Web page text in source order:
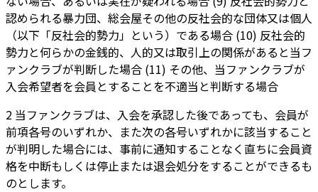
認められる暴力団、総会屋その他の反社会的な団体又は個人
（以下「反社会的勢力」という）である場合 (10) 反社会的
勢力と何らかの金銭的、人的又は取引上の関係があると当フ
ァンクラブが判断した場合 (11) その他、当ファンクラブが
入会希望者を会員とすることを不適当と判断する場合
2 当ファンクラブは、入会を承認した後であっても、会員が
前項各号のいずれか、また次の各号いずれかに該当すること
が判明した場合には、事前に通知することなく直ちに会員資
格を中断もしくは停止または退会処分をすることができるも
のとします。